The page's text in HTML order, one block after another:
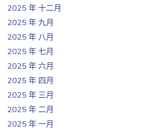
2025 年 十二月
2025 年 九月
2025 年 八月
2025 年 七月
2025 年 六月
2025 年 四月
2025 年 三月
2025 年 二月
2025 年 一月